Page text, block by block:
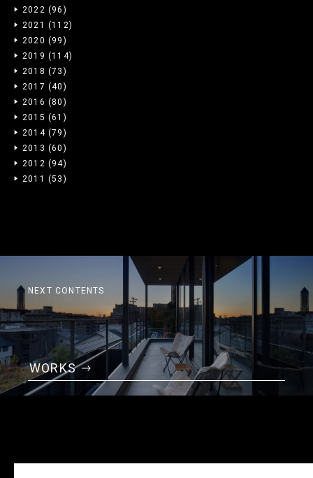
2022 (96)
2021 (112)
2020 (99)
2019 (114)
2018 (73)
2017 (40)
2016 (80)
2015 (61)
2014(79)
2013 (60)
2012 (94)
2011 (53)
NEXT CONTENTS
WORKS